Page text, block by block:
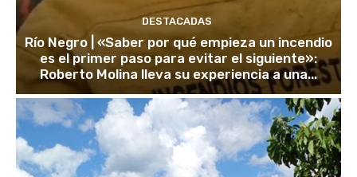
DESTACADAS
Río Negro | «Saber por qué empieza un incendio
es el primer paso para evitar el siguiente»:
Roberto Molina lleva su experiencia a una...